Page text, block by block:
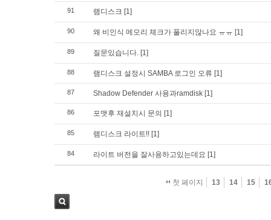
91 램디스크 [1]
90 왜 비인식 메모리 체크가 풀리지않나요 ㅠㅠ [1]
89 질문있습니다. [1]
88 램디스크 설정시 SAMBA 로그인 오류 [1]
87 Shadow Defender 사용과ramdisk [1]
86 포맷후 재설치시 문의 [1]
85 램디스크 라이트!! [1]
84 라이트 버전을 잘사용하고있는데요 [1]
첫 페이지 13 14 15